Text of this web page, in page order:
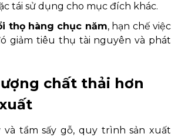
tái sử dụng cho mục đích khác.
thọ hàng chục năm, hạn chế việc
giảm tiêu thụ tài nguyên và phát
chất thải hơn
và tẩm sấy gỗ, quy trình sản xuất